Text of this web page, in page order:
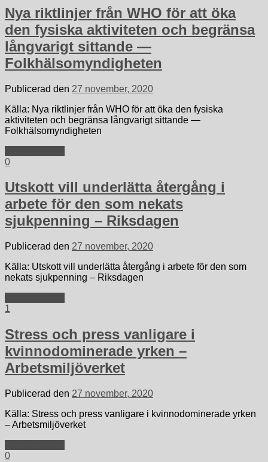
Nya riktlinjer från WHO för att öka
den fysiska aktiviteten och begränsa
långvarigt sittande —
Folkhälsomyndigheten
Publicerad den 27 november, 2020
Källa: Nya riktlinjer från WHO för att öka den fysiska
aktiviteten och begränsa långvarigt sittande —
Folkhälsomyndigheten
0
Utskott vill underlätta återgång i
arbete för den som nekats
sjukpenning – Riksdagen
Publicerad den 27 november, 2020
Källa: Utskott vill underlätta återgång i arbete för den som
nekats sjukpenning – Riksdagen
1
Stress och press vanligare i
kvinnodominerade yrken –
Arbetsmiljöverket
Publicerad den 27 november, 2020
Källa: Stress och press vanligare i kvinnodominerade yrken
– Arbetsmiljöverket
0